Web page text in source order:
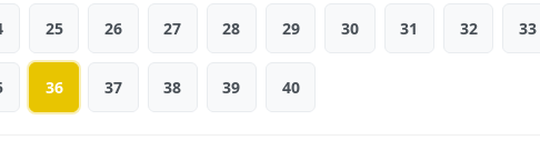
25 26 27 28 29 30 31 32 33
36 37 38 39 40